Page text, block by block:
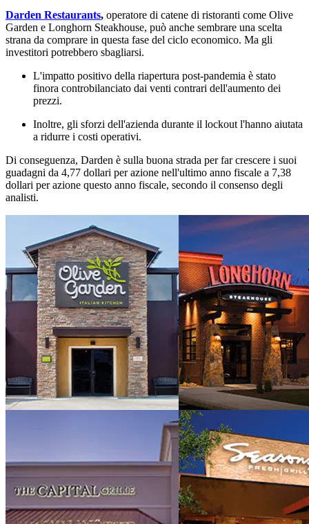
Darden Restaurants, operatore di catene di ristoranti come Olive
Garden e Longhorn Steakhouse, può anche sembrare una scelta
strana da comprare in questa fase del ciclo economico. Ma gli
investitori potrebbero sbagliarsi.
L'impatto positivo della riapertura post-pandemia è stato
finora controbilanciato dai venti contrari dell'aumento dei
prezzi.
Inoltre, gli sforzi dell'azienda durante il lockout l'hanno aiutata
a ridurre i costi operativi.
Di conseguenza, Darden è sulla buona strada per far crescere i suoi
guadagni da 4,77 dollari per azione nell'ultimo anno fiscale a 7,38
dollari per azione questo anno fiscale, secondo il consenso degli
analisti.